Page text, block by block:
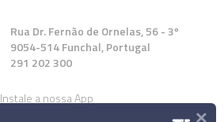
Rua Dr. Fernão de Ornelas, 56 - 3º
9054-514 Funchal, Portugal
291 202 300
Instale a nossa App